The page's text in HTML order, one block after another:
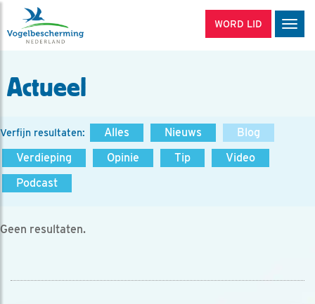
WORD LID
Actueel
Verfijn resultaten: Alles Nieuws
Blog
Verdieping
Opinie Tip
Video
Podcast
Geen resultaten.